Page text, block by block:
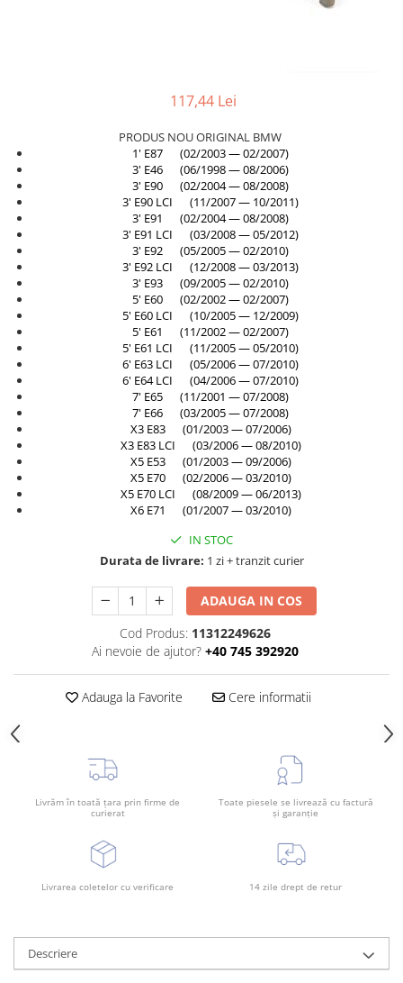
Carenaj roata
Deflector aer
Elemente caroserie
Inchidere aripa
Overfender aripa
Panou acoperire trigger
Plafon
Praguri
Rama radiator
Scut motor
Spălător far
Suport aripa
Suport radiator
117,44 Lei
PRODUS NOU ORIGINAL BMW
1' E87 (02/2003 — 02/2007)
3' E46 (06/1998 — 08/2006)
3' E90 (02/2004 — 08/2008)
3' E90 LCI (11/2007 — 10/2011)
3' E91 (02/2004 — 08/2008)
3' E91 LCI (03/2008 — 05/2012)
3' E92 (05/2005 — 02/2010)
3' E92 LCI (12/2008 — 03/2013)
3' E93 (09/2005 — 02/2010)
5' E60 (02/2002 — 02/2007)
5' E60 LCI (10/2005 — 12/2009)
5' E61 (11/2002 — 02/2007)
5' E61 LCI (11/2005 — 05/2010)
6' E63 LCI (05/2006 — 07/2010)
6' E64 LCI (04/2006 — 07/2010)
7' E65 (11/2001 — 07/2008)
7' E66 (03/2005 — 07/2008)
X3 E83 (01/2003 — 07/2006)
X3 E83 LCI (03/2006 — 08/2010)
X5 E53 (01/2003 — 09/2006)
X5 E70 (02/2006 — 03/2010)
X5 E70 LCI (08/2009 — 06/2013)
X6 E71 (01/2007 — 03/2010)
IN STOC
Durata de livrare: 1 zi + tranzit curier
ADAUGA IN COS
Cod Produs: 11312249626
Ai nevoie de ajutor? +40 745 392920
Adauga la Favorite Cere informatii
Livrăm în toată țara prin firme de
curierat
Toate piesele se livrează cu factură
și garanție
Livrarea coletelor cu verificare 14 zile drept de retur
Descriere